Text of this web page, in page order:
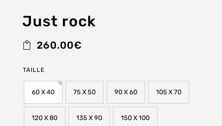
Just rock
260.00€
TAILLE
60 X 40 75 X 50 90 X 60 105 X 70
120 X 80 135 X 90 150 X 100